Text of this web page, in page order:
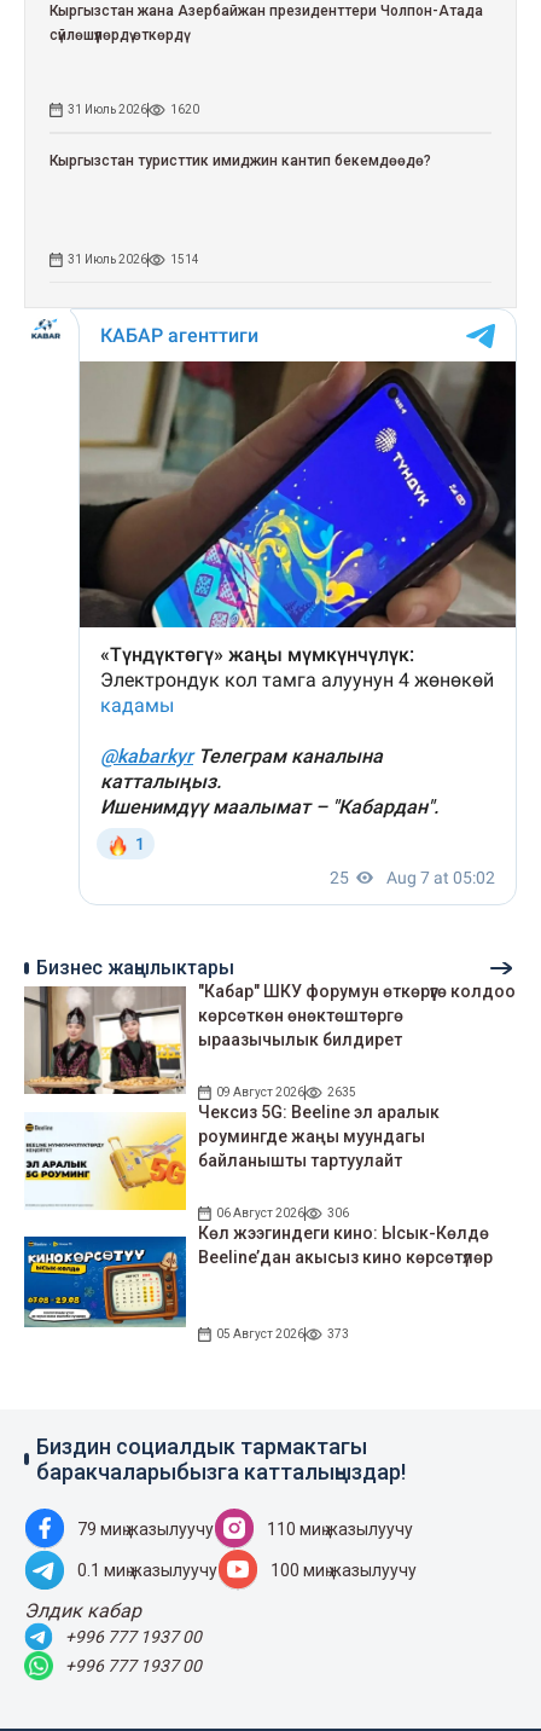
Кыргызстан жана Азербайжан президенттери Чолпон-Атада
сүйлөшүүлөрдү өткөрдү
31 Июль 2026 1620
Кыргызстан туристтик имиджин кантип бекемдөөдө?
31 Июль 2026 1514
Бизнес жаңылыктары
"Кабар" ШКУ форумун өткөрүүгө колдоо
көрсөткөн өнөктөштөргө
ыраазычылык билдирет
09 Август 2026 2635
Чексиз 5G: Beeline эл аралык
роумингде жаңы муундагы
байланышты тартуулайт
06 Август 2026 306
Көл жээгиндеги кино: Ысык-Көлдө
Beeline’дан акысыз кино көрсөтүлөр
05 Август 2026 373
Биздин социалдык тармактагы
баракчаларыбызга катталыңыздар!
79 миң жазылуучу 110 миң жазылуучу
0.1 миң жазылуучу 100 миң жазылуучу
Элдик кабар
+996 777 1937 00
+996 777 1937 00